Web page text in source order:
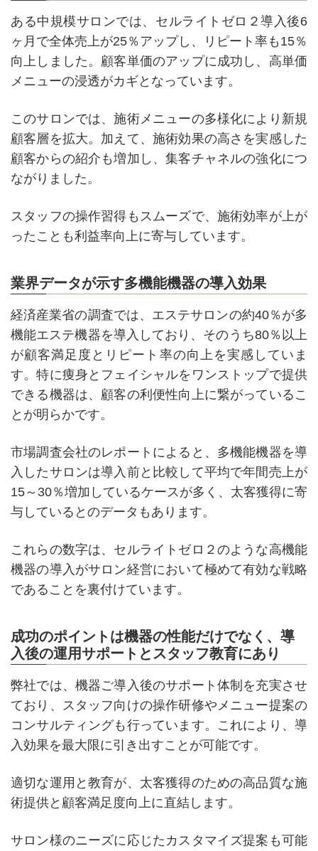
ある中規模サロンでは、セルライトゼロ２導入後6
ヶ月で全体売上が25％アップし、リピート率も15％
向上しました。顧客単価のアップに成功し、高単価
メニューの浸透がカギとなっています。
このサロンでは、施術メニューの多様化により新規
顧客層を拡大。加えて、施術効果の高さを実感した
顧客からの紹介も増加し、集客チャネルの強化につ
ながりました。
スタッフの操作習得もスムーズで、施術効率が上が
ったことも利益率向上に寄与しています。
業界データが示す多機能機器の導入効果
経済産業省の調査では、エステサロンの約40％が多
機能エステ機器を導入しており、そのうち80％以上
が顧客満足度とリピート率の向上を実感していま
す。特に痩身とフェイシャルをワンストップで提供
できる機器は、顧客の利便性向上に繋がっているこ
とが明らかです。
市場調査会社のレポートによると、多機能機器を導
入したサロンは導入前と比較して平均で年間売上が
15～30％増加しているケースが多く、太客獲得に寄
与しているとのデータもあります。
これらの数字は、セルライトゼロ２のような高機能
機器の導入がサロン経営において極めて有効な戦略
であることを裏付けています。
成功のポイントは機器の性能だけでなく、導
入後の運用サポートとスタッフ教育にあり
弊社では、機器ご導入後のサポート体制を充実させ
ており、スタッフ向けの操作研修やメニュー提案の
コンサルティングも行っています。これにより、導
入効果を最大限に引き出すことが可能です。
適切な運用と教育が、太客獲得のための高品質な施
術提供と顧客満足度向上に直結します。
サロン様のニーズに応じたカスタマイズ提案も可能